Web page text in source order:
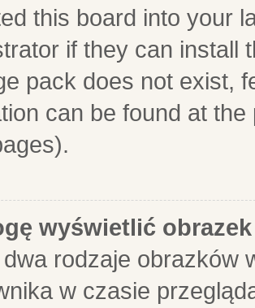
this board into your
if they can install
pack does not exist,
can be found at
wyświetlić
dwa rodzaje obrazków
w czasie